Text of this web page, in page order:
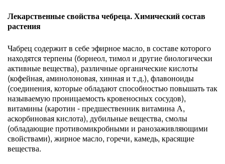
Лекарственные свойства чебреца. Химический состав
растения
Чабрец содержит в себе эфирное масло, в составе которого
находятся терпены (борнеол, тимол и другие биологически
активные вещества), различные органические кислоты
(кофейная, аминолоновая, хинная и т.д.), флавоноиды
(соединения, которые обладают способностью повышать так
называемую проницаемость кровеносных сосудов),
витамины (каротин - предшественник витамина А,
аскорбиновая кислота), дубильные вещества, смолы
(обладающие противомикробными и ранозаживляющими
свойствами), жирное масло, горечи, камедь, красящие
вещества.